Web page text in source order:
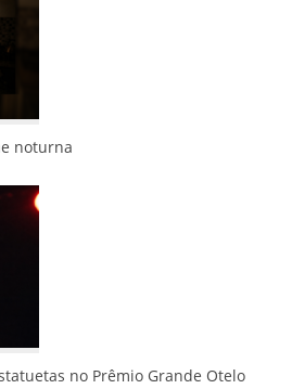
noturna
no Prêmio Grande Otelo